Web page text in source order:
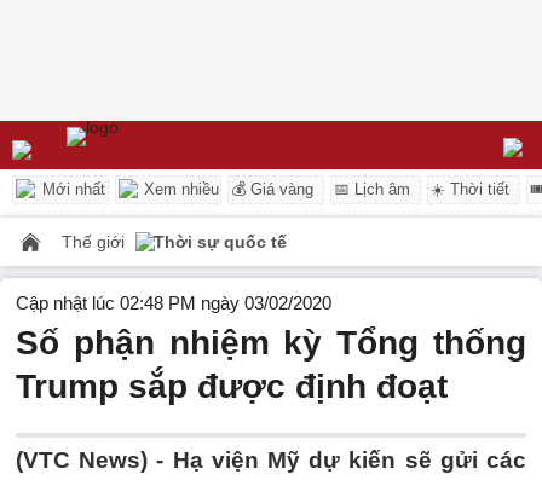
Mới nhất Xem nhiều 💰 Giá vàng 📅 Lịch âm ☀️ Thời tiết
Thế giới Thời sự quốc tế
Cập nhật lúc 02:48 PM ngày 03/02/2020
Số phận nhiệm kỳ Tổng thống
Trump sắp được định đoạt
(VTC News) - Hạ viện Mỹ dự kiến sẽ gửi các